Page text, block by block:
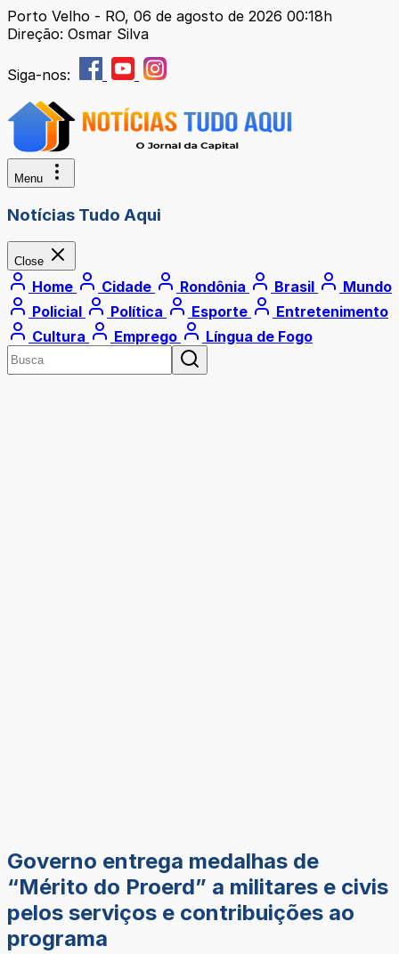
Porto Velho - RO, 06 de agosto de 2026 00:18h
Direção: Osmar Silva
Siga-nos:
Menu
Notícias Tudo Aqui
Close
Home Cidade Rondônia Brasil
Mundo
Policial
Política Esporte
Entretenimento
Cultura
Emprego Língua de Fogo
Governo entrega medalhas de
“Mérito do Proerd” a militares e civis
pelos serviços e contribuições ao
programa